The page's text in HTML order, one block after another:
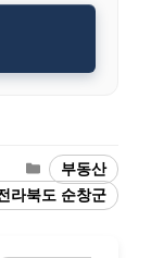
Categories
부동산
라북도 순창군